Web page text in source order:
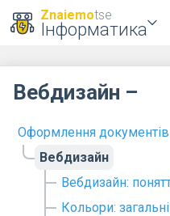
Znaiemotse
Інформатика
Оформлення документів
Вебдизайн
Вебдизайн:
Кольори:
Вебдизайн –